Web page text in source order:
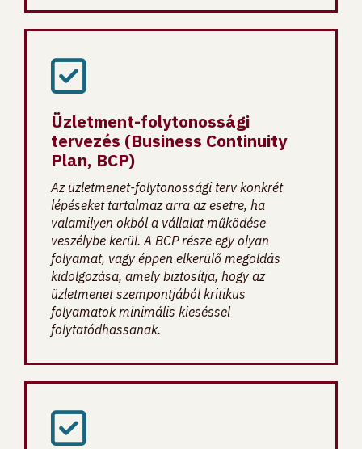
Üzletment-folytonossági
tervezés (Business Continuity
Plan, BCP)
Az üzletmenet-folytonossági terv konkrét
lépéseket tartalmaz arra az esetre, ha
valamilyen okból a vállalat működése
veszélybe kerül. A BCP része egy olyan
folyamat, vagy éppen elkerülő megoldás
kidolgozása, amely biztosítja, hogy az
üzletmenet szempontjából kritikus
folyamatok minimális kieséssel
folytatódhassanak.